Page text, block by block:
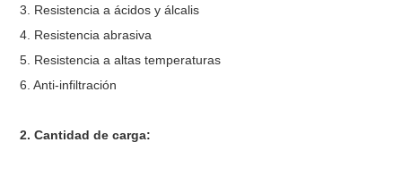
3. Resistencia a ácidos y álcalis
4. Resistencia abrasiva
5. Resistencia a altas temperaturas
6. Anti-infiltración
2. Cantidad de carga: